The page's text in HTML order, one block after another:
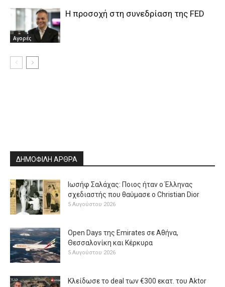
Αγορές
H προσοχή στη συνεδρίαση της FED
ΔΗΜΟΦΙΛΗ ΑΡΘΡΑ
Ιωσήφ Σαλάχας: Ποιος ήταν ο Έλληνας
σχεδιαστής που θαύμασε ο Christian Dior
5 Αυγούστου 2026
Open Days της Emirates σε Αθήνα,
Θεσσαλονίκη και Κέρκυρα
5 Αυγούστου 2026
Κλείδωσε το deal των €300 εκατ. του Aktor